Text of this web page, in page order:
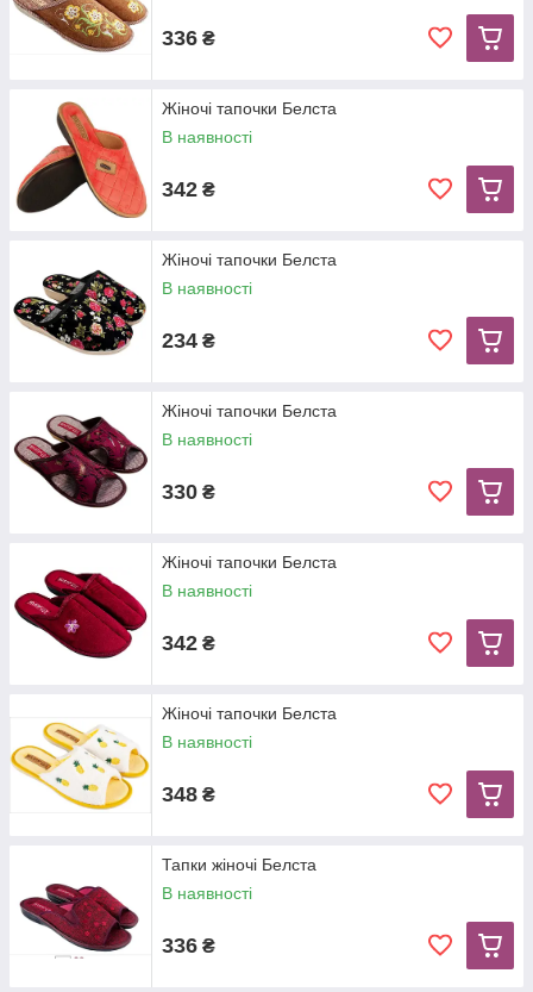
336 ₴
Жіночі тапочки Белста
В наявності
342 ₴
Жіночі тапочки Белста
В наявності
234 ₴
Жіночі тапочки Белста
В наявності
330 ₴
Жіночі тапочки Белста
В наявності
342 ₴
Жіночі тапочки Белста
В наявності
348 ₴
Тапки жіночі Белста
В наявності
336 ₴